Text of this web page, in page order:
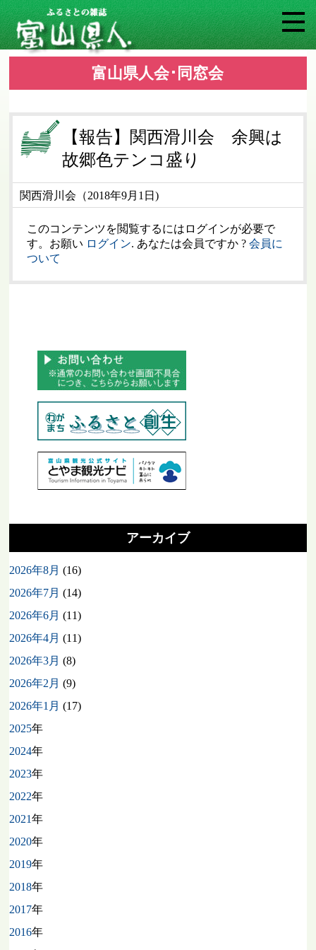
富山県人会･同窓会
【報告】関西滑川会 余興は
故郷色テンコ盛り
関西滑川会（2018年9月1日)
このコンテンツを閲覧するにはログインが必要で
す。お願い ログイン. あなたは会員ですか ?会員に
ついて
アーカイブ
2026年8月 (16)
2026年7月 (14)
2026年6月 (11)
2026年4月 (11)
2026年3月 (8)
2026年2月 (9)
2026年1月 (17)
2025年
2024年
2023年
2022年
2021年
2020年
2019年
2018年
2017年
2016年